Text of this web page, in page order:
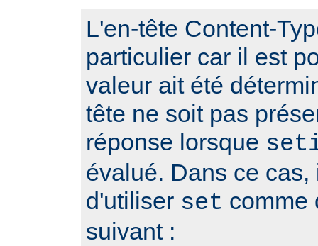
L'en-tête Content-
particulier car il est
valeur ait été
tête ne soit pas
réponse lorsque
évalué. Dans ce
d'utiliser set comme
suivant :